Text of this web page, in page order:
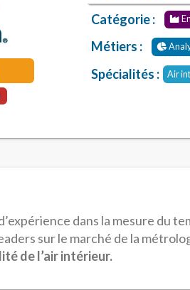
Catégorie :
Métiers :
Spécialités : Air
dans la mesure du
sur le marché de la
de l’air intérieur.